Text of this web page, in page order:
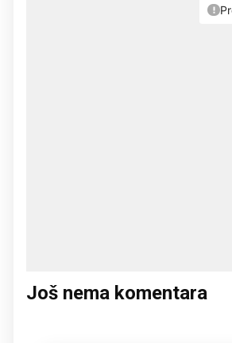
Još nema komentara